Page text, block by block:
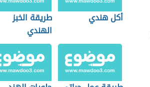
أكل هندي
طريقة الخبز
الهندي